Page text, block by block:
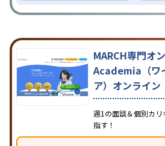
MARCH専門オ
Academia（ワ
ア）オンライン
週1の面談＆個別カリ
指す！